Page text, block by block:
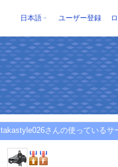
日本語 ユーザー登録
takastyle026さんの使っているサ